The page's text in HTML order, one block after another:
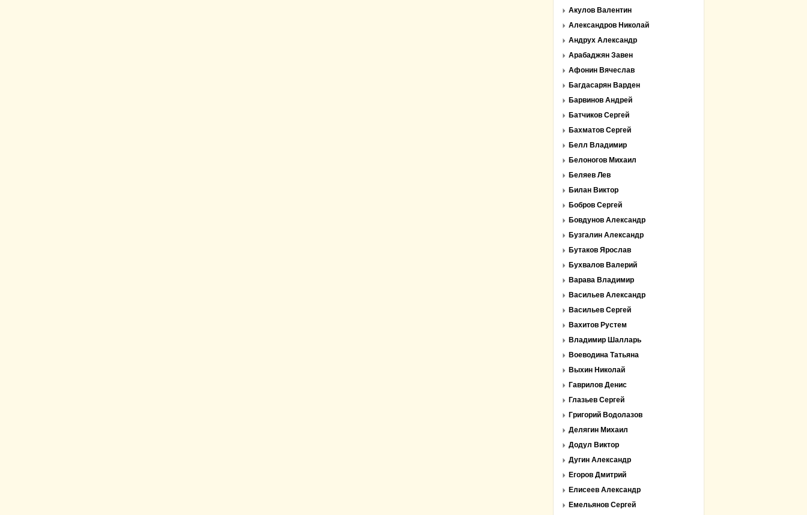
Акулов Валентин
Александров Николай
Андрух Александр
Арабаджян Завен
Афонин Вячеслав
Багдасарян Варден
Барвинов Андрей
Батчиков Сергей
Бахматов Сергей
Белл Владимир
Белоногов Михаил
Беляев Лев
Билан Виктор
Бобров Сергей
Бовдунов Александр
Бузгалин Александр
Бутаков Ярослав
Бухвалов Валерий
Варава Владимир
Васильев Александр
Васильев Сергей
Вахитов Рустем
Владимир Шалларь
Воеводина Татьяна
Выхин Николай
Гаврилов Денис
Глазьев Сергей
Григорий Водолазов
Делягин Михаил
Додул Виктор
Дугин Александр
Егоров Дмитрий
Елисеев Александр
Емельянов Сергей